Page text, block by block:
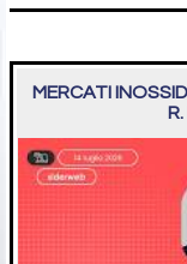
MERCATI